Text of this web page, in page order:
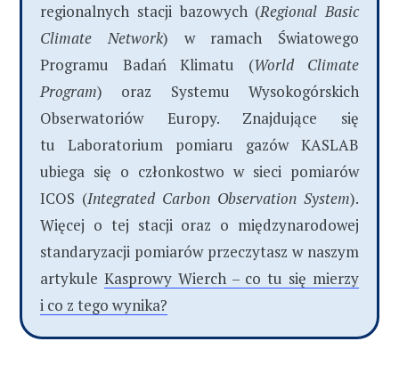
regionalnych stacji bazowych (Regional Basic
Climate Network) w ramach Światowego
Programu Badań Klimatu (World Climate
Program) oraz Systemu Wysokogórskich
Obserwatoriów Europy. Znajdujące się
tu Laboratorium pomiaru gazów KASLAB
ubiega się o członkostwo w sieci pomiarów
ICOS (Integrated Carbon Observation System).
Więcej o tej stacji oraz o międzynarodowej
standaryzacji pomiarów przeczytasz w naszym
artykule Kasprowy Wierch – co tu się mierzy
i co z tego wynika?